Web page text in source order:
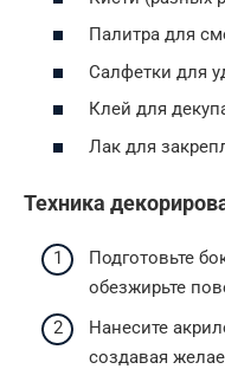
Палитра для
Салфетки для
Клей для
Лак для
Техника
Подготовьте
обезжирьте
Нанесите
создавая